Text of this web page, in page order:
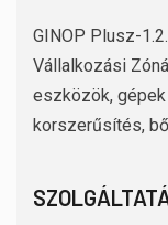
GINOP Plusz-
Vállalkozási
eszközök,
korszerűsítés,